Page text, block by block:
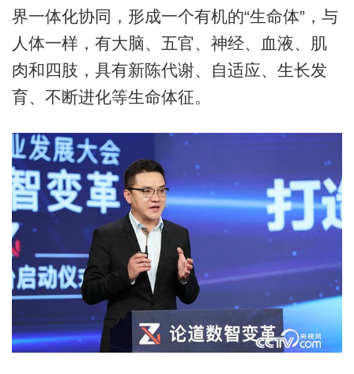
界一体化协同，形成一个有机的“生命体”，与
人体一样，有大脑、五官、神经、血液、肌
肉和四肢，具有新陈代谢、自适应、生长发
育、不断进化等生命体征。